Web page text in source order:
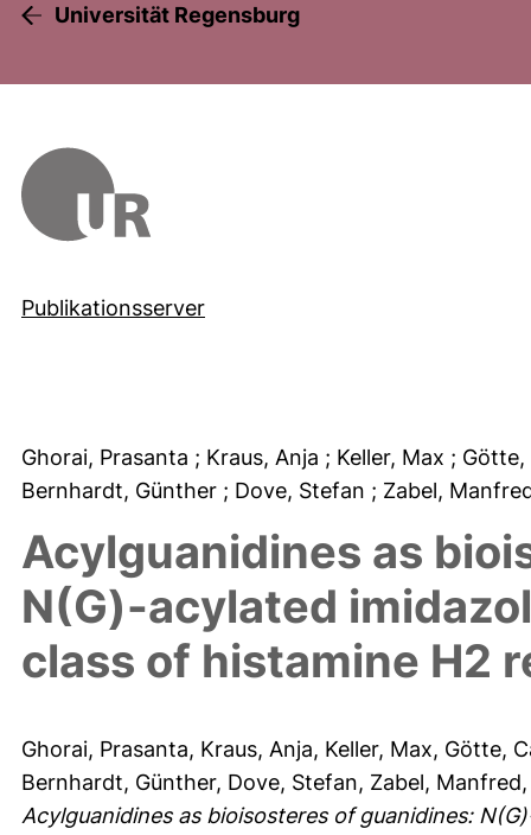
Universität Regensburg
Publikationsserver
Ghorai, Prasanta ; Kraus, Anja ; Keller, Max ;
Bernhardt, Günther ; Dove, Stefan ; Zabel,
Acylguanidines as
N(G)-acylated
class of histamine H2
Ghorai, Prasanta, Kraus, Anja, Keller, Max, Götte,
Bernhardt, Günther, Dove, Stefan, Zabel, Manfred
Acylguanidines as bioisosteres of guanidines: